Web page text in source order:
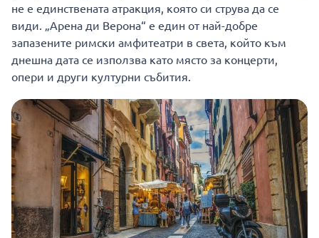
не е единствената атракция, която си струва да се
види. „Арена ди Верона“ е един от най-добре
запазените римски амфитеатри в света, който към
днешна дата се използва като място за концерти,
опери и други културни събития.